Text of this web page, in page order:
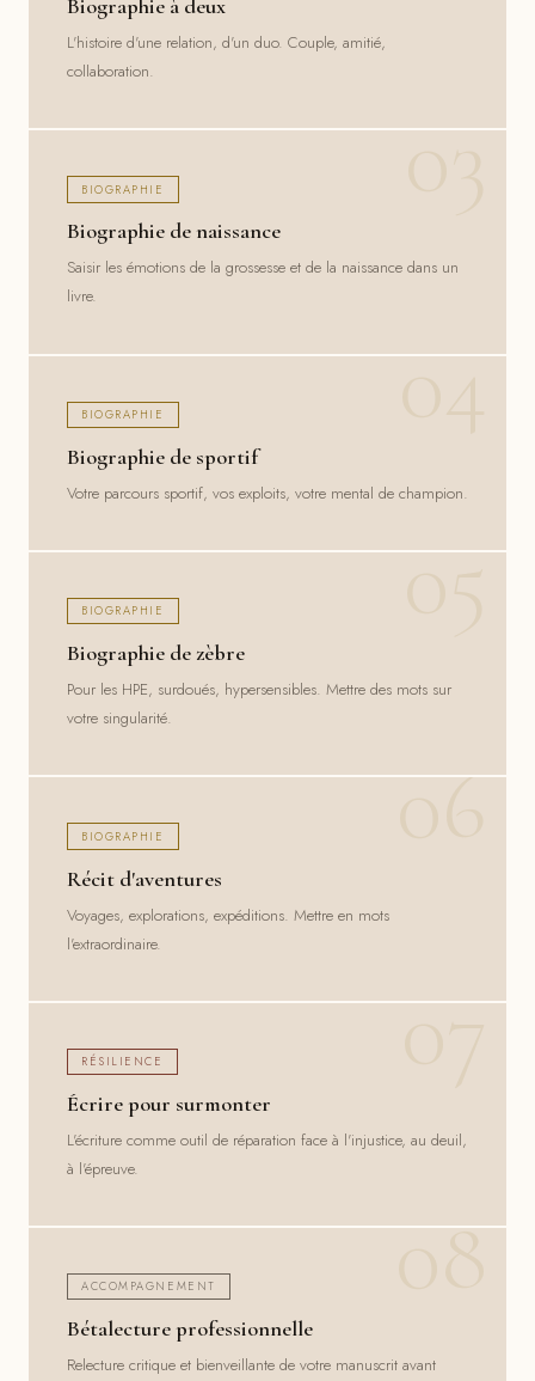
Biographie à deux
L'histoire d'une relation, d'un duo. Couple, amitié,
collaboration.
BIOGRAPHIE
Biographie de naissance
Saisir les émotions de la grossesse et de la naissance dans un
livre.
BIOGRAPHIE
Biographie de sportif
Votre parcours sportif, vos exploits, votre mental de champion.
BIOGRAPHIE
Biographie de zèbre
Pour les HPE, surdoués, hypersensibles. Mettre des mots sur
votre singularité.
BIOGRAPHIE
Récit d'aventures
Voyages, explorations, expéditions. Mettre en mots
l'extraordinaire.
RÉSILIENCE
Écrire pour surmonter
L'écriture comme outil de réparation face à l'injustice, au deuil,
à l'épreuve.
ACCOMPAGNEMENT
Bétalecture professionnelle
Relecture critique et bienveillante de votre manuscrit avant